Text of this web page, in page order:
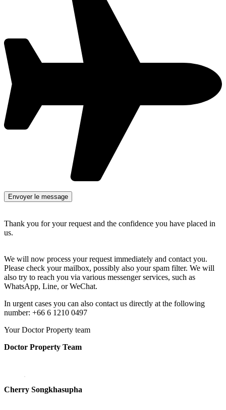
Thank you for your request and the confidence you have placed in
us.
We will now process your request immediately and contact you.
Please check your mailbox, possibly also your spam filter. We will
also try to reach you via various messenger services, such as
WhatsApp, Line, or WeChat.
In urgent cases you can also contact us directly at the following
number: +66 6 1210 0497
Your Doctor Property team
Doctor Property Team
Cherry Songkhasupha